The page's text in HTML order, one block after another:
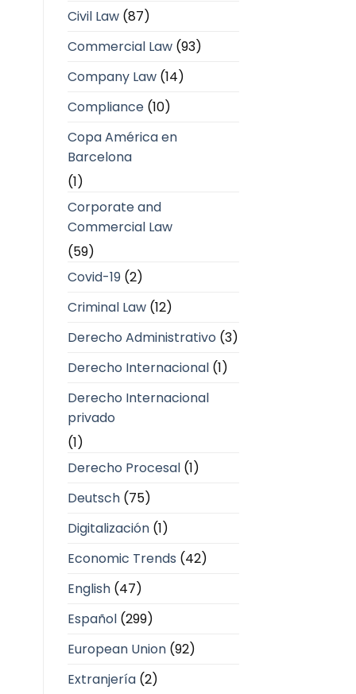
Civil Law(87)
Commercial Law(93)
Company Law(14)
Compliance(10)
Copa América en
Barcelona
(1)
Corporate and
Commercial Law
(59)
Covid-19(2)
Criminal Law(12)
Derecho Administrativo (3)
Derecho Internacional(1)
Derecho Internacional
privado
(1)
Derecho Procesal(1)
Deutsch(75)
Digitalización(1)
Economic Trends (42)
English(47)
Español(299)
European Union(92)
Extranjería(2)